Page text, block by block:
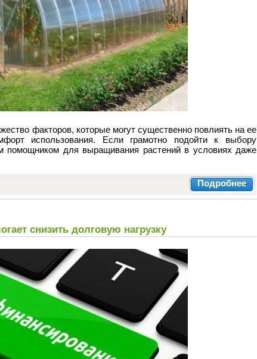
факторов, которые могут существенно повлиять на ее
использования. Если грамотно подойти к выбору
помощником для выращивания растений в условиях даже
Подробнее
снизить долговую нагрузку